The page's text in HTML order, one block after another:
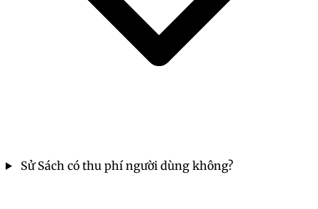
Sử Sách có thu phí người dùng không?